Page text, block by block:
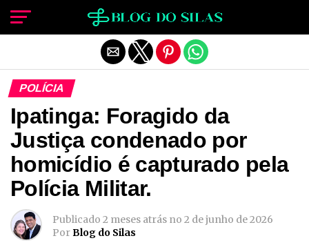
POLÍCIA
Ipatinga: Foragido da
Justiça condenado por
homicídio é capturado pela
Polícia Militar.
Publicado 2 meses atrás no 2 de junho de 2026
PorBlog do Silas
Sair da versão mobile